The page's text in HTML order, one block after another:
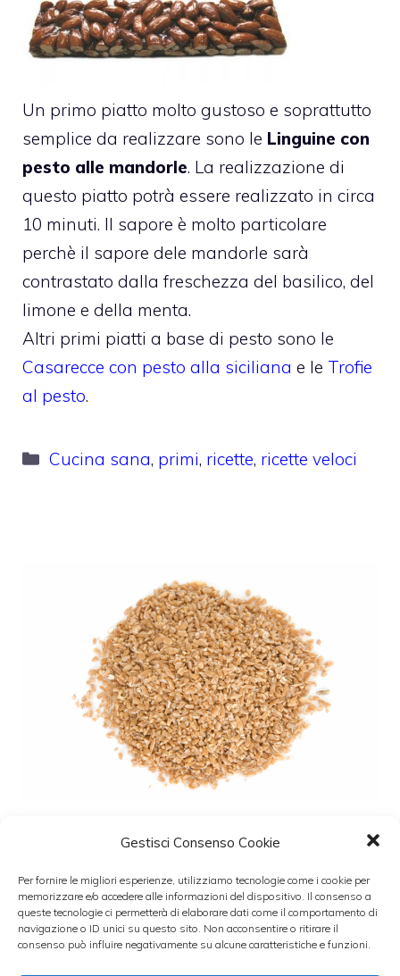
Gestisci Consenso Cookie
Per fornire le migliori esperienze, utilizziamo tecnologie come i cookie per
memorizzare e/o accedere alle informazioni del dispositivo. Il consenso a
queste tecnologie ci permetterà di elaborare dati come il comportamento di
navigazione o ID unici su questo sito. Non acconsentire o ritirare il
consenso può influire negativamente su alcune caratteristiche e funzioni.
Un primo piatto molto gustoso e soprattutto
semplice da realizzare sono le Linguine con
pesto alle mandorle. La realizzazione di
questo piatto potrà essere realizzato in circa
10 minuti. Il sapore è molto particolare
perchè il sapore dele mandorle sarà
contrastato dalla freschezza del basilico, del
limone e della menta.
Altri primi piatti a base di pesto sono le
Casarecce con pesto alla siciliana e le Trofie
al pesto.
Categorie
Cucina sana, primi, ricette, ricette veloci
Bulgur con pesto di erbe fresche e noci
14 Giugno 2013
Una ricetta molto semplice e gustosa adatta